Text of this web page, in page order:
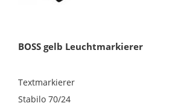
BOSS gelb Leuchtmarkierer
Textmarkierer
Stabilo 70/24